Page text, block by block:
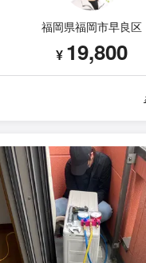
福岡県福岡市早良区
¥ 19,800